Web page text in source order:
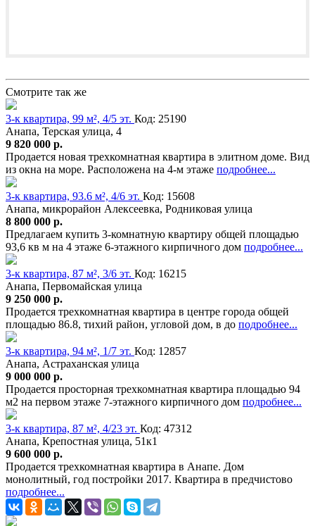
Смотрите так же
3-к квартира, 99 м², 4/5 эт. Код: 25190
Анапа, Терская улица, 4
9 820 000 р.
Продается новая трехкомнатная квартира в элитном доме. Вид
из окна на море. Расположена на 4-м этаже подробнее...
3-к квартира, 93.6 м², 4/6 эт. Код: 15608
Анапа, микрорайон Алексеевка, Родниковая улица
8 800 000 р.
Предлагаем купить 3-комнатную квартиру общей площадью
93,6 кв м на 4 этаже 6-этажного кирпичного дом подробнее...
3-к квартира, 87 м², 3/6 эт. Код: 16215
Анапа, Первомайская улица
9 250 000 р.
Продается трехкомнатная квартира в центре города общей
площадью 86.8, тихий район, угловой дом, в до подробнее...
3-к квартира, 94 м², 1/7 эт. Код: 12857
Анапа, Астраханская улица
9 000 000 р.
Продается просторная трехкомнатная квартира площадью 94
м2 на первом этаже 7-этажного кирпичного дом подробнее...
3-к квартира, 87 м², 4/23 эт. Код: 47312
Анапа, Крепостная улица, 51к1
9 600 000 р.
Продается трехкомнатная квартира в Анапе. Дом
монолитный, год постройки 2017. Квартира в предчистово
подробнее...